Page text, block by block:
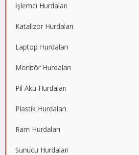
İşlemci Hurdaları
Katalizör Hurdaları
Laptop Hurdaları
Monitör Hurdaları
Pil Akü Hurdaları
Plastik Hurdaları
Ram Hurdaları
Sunucu Hurdaları